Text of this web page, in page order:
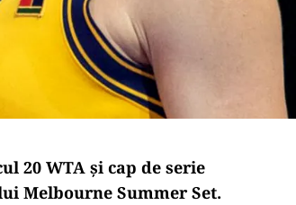
20 WTA şi cap de serie
Melbourne Summer Set.